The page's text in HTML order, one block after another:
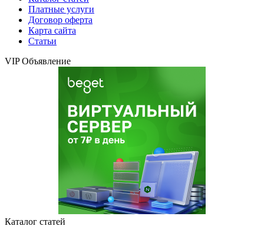
Платные услуги
Договор оферта
Карта сайта
Статьи
VIP Объявление
Каталог статей